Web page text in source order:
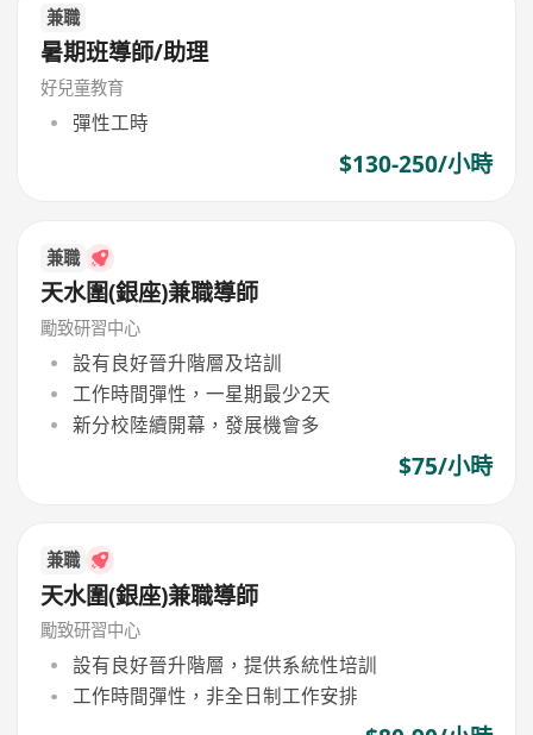
兼職
暑期班導師/助理
好兒童教育
彈性工時
$130-250/小時
兼職
天水圍(銀座)兼職導師
勵致研習中心
設有良好晉升階層及培訓
工作時間彈性，一星期最少2天
新分校陸續開幕，發展機會多
$75/小時
兼職
天水圍(銀座)兼職導師
勵致研習中心
設有良好晉升階層，提供系統性培訓
工作時間彈性，非全日制工作安排